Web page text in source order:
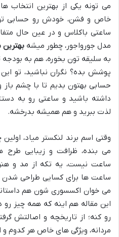
می تونه یکی از بهترین انتخاب
خاص و فشن، خودش رو حسابی
ساعتی باکلاس و در عین حال
مدل جورواجور، چطور میشه
به سلیقه تون بخوره، هم به بودجه
پوشش بده؟ نگران نباشید، تو این
حسابی بهتون بدیم تا با چشم باز
داشته باشید و ساعتی رو به
لذت ببرید و هم همیشه بدرخشه.
وقتی اسم برند لنکستر میاد،
می بنده، ظرافت و زیبایی طرح
ساعت نیست، یه تکه از مد و
ساعت ها برای کسایی طراحی
می خوان اکسسوری شون هم
این مقاله هم اینه که همه چیز رو
رو کنه؛ از تاریخچه و اصالتش
مردانه، ویژگی های خاص هر کدوم و